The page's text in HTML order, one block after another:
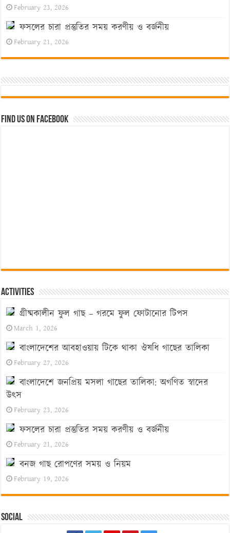
February 23, 2026
ফসলের চারা প্রস্তুতির সময় করণীয় ও বর্জনীয়
February 21, 2026
Find us on Facebook
Activities
গ্রীষ্মকালীন ফুল গাছ – গরমে ফুল ফোটানোর টিপস
March 1, 2026
বাংলাদেশের আবহাওয়ায় টিকে থাকা ঔষধি গাছের তালিকা
February 27, 2026
বাংলাদেশে জনপ্রিয় মসলা গাছের তালিকা: অগণিত স্বাদের
উৎস
February 23, 2026
ফসলের চারা প্রস্তুতির সময় করণীয় ও বর্জনীয়
February 21, 2026
বনজ গাছ রোপণের সময় ও নিয়ম
February 19, 2026
Social